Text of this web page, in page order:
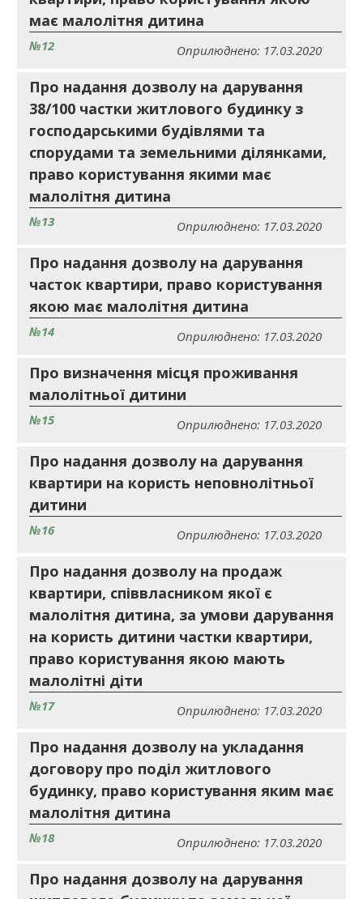
має малолітня дитина
№12 Оприлюднено: 17.03.2020
Про надання дозволу на дарування
38/100 частки житлового будинку з
господарськими будівлями та
спорудами та земельними ділянками,
право користування якими має
малолітня дитина
№13 Оприлюднено: 17.03.2020
Про надання дозволу на дарування
часток квартири, право користування
якою має малолітня дитина
№14 Оприлюднено: 17.03.2020
Про визначення місця проживання
малолітньої дитини
№15 Оприлюднено: 17.03.2020
Про надання дозволу на дарування
квартири на користь неповнолітньої
дитини
№16 Оприлюднено: 17.03.2020
Про надання дозволу на продаж
квартири, співвласником якої є
малолітня дитина, за умови дарування
на користь дитини частки квартири,
право користування якою мають
малолітні діти
№17 Оприлюднено: 17.03.2020
Про надання дозволу на укладання
договору про поділ житлового
будинку, право користування яким має
малолітня дитина
№18 Оприлюднено: 17.03.2020
Про надання дозволу на дарування